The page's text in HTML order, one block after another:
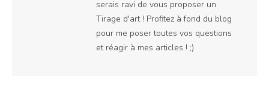
serais ravi de vous proposer un
Tirage d'art ! Profitez à fond du blog
pour me poser toutes vos questions
et réagir à mes articles ! ;)